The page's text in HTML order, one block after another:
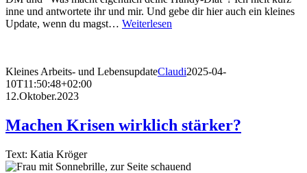
inne und antwortete ihr und mir. Und gebe dir hier auch ein kleines
Update, wenn du magst… Weiterlesen
Kleines Arbeits- und LebensupdateClaudi2025-04-
10T11:50:48+02:00
12.Oktober.2023
Machen Krisen wirklich stärker?
Text: Katia Kröger